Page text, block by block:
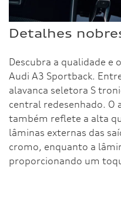
Detalhes
Descubra a qualidade e
Audi A3 Sportback.
alavanca seletora S
central redesenhado. O
também reflete a alta
lâminas externas das
cromo, enquanto a
proporcionando um